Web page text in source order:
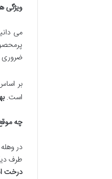
ویژگی
می
ضروری
بر
است.
چه
در
طرف
درخت